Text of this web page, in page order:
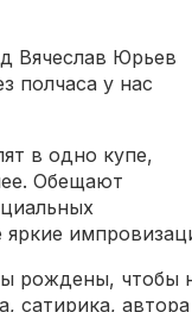
Вячеслав Юрьев
полчаса у нас
в одно купе,
Обещают
чтобы
сатирика,